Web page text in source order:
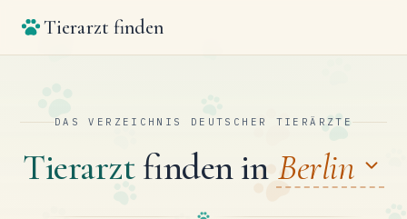
Tierarzt finden
DAS VERZEICHNIS DEUTSCHER TIERÄRZTE
Tierarztfinden in Berlin